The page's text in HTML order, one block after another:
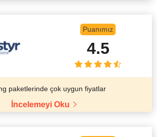
Puanımız
4.5
paketlerinde çok uygun fiyatlar
İncelemeyi Oku